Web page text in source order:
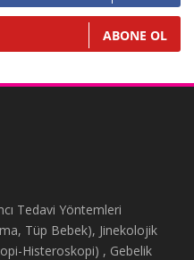
ABONE OL
Tedavi Yöntemleri
Tüp Bebek), Jinekolojik
Histeroskopi) , Gebelik